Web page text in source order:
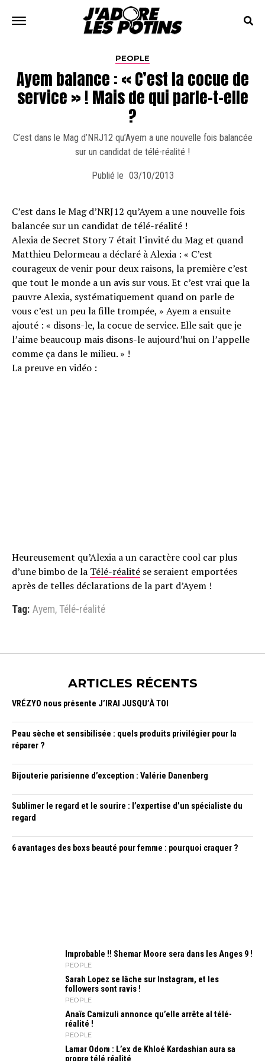
PEOPLE
Ayem balance : « C’est la cocue de
service » ! Mais de qui parle-t-elle
?
C’est dans le Mag d’NRJ12 qu’Ayem a une nouvelle fois balancée
sur un candidat de télé-réalité !
Publié le 03/10/2013
C’est dans le Mag d’NRJ12 qu’Ayem a une nouvelle fois
balancée sur un candidat de télé-réalité !
Alexia de Secret Story 7 était l’invité du Mag et quand
Matthieu Delormeau a déclaré à Alexia : « C’est
courageux de venir pour deux raisons, la première c’est
que tout le monde a un avis sur vous. Et c’est vrai que la
pauvre Alexia, systématiquement quand on parle de
vous c’est un peu la fille trompée, » Ayem a ensuite
ajouté : « disons-le, la cocue de service. Elle sait que je
l’aime beaucoup mais disons-le aujourd’hui on l’appelle
comme ça dans le milieu. » !
La preuve en vidéo :
Heureusement qu’Alexia a un caractère cool car plus
d’une bimbo de la Télé-réalité se seraient emportées
après de telles déclarations de la part d’Ayem !
Tag: Ayem, Télé-réalité
ARTICLES RÉCENTS
VRÉZYO nous présente J’IRAI JUSQU’À TOI
Peau sèche et sensibilisée : quels produits privilégier pour la
réparer ?
Bijouterie parisienne d’exception : Valérie Danenberg
Sublimer le regard et le sourire : l’expertise d’un spécialiste du
regard
6 avantages des boxs beauté pour femme : pourquoi craquer ?
Improbable !! Shemar Moore sera dans les Anges 9 !
PEOPLE
Sarah Lopez se lâche sur Instagram, et les
followers sont ravis !
PEOPLE
Anaïs Camizuli annonce qu’elle arrête al télé-
réalité !
PEOPLE
Lamar Odom : L’ex de Khloé Kardashian aura sa
propre télé réalité